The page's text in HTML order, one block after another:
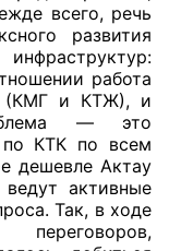
всего, речь
развития
работа
(КМГ и КТЖ), и
— это
по КТК по всем
дешевле Актау
активные
Так, в ходе